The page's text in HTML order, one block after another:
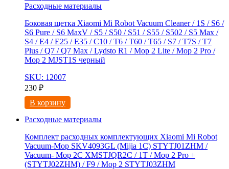
Расходные материалы
Боковая щетка Xiaomi Mi Robot Vacuum Cleaner / 1S / S6 /
S6 Pure / S6 MaxV / S5 / S50 / S51 / S55 / S502 / S5 Max /
S4 / E4 / E25 / E35 / C10 / T6 / T60 / T65 / S7 / T7S / T7
Plus / Q7 / Q7 Max / Lydsto R1 / Mop 2 Lite / Mop 2 Pro /
Mop 2 MJST1S черный
SKU: 12007
230 ₽
В корзину
Расходные материалы
Комплект расходных комплектующих Xiaomi Mi Robot
Vacuum-Mop SKV4093GL (Mijia 1C) STYTJ01ZHM /
Vacuum- Mop 2C XMSTJQR2C / 1T / Mop 2 Pro +
(STYTJ02ZHM) / F9 / Mop 2 STYTJ03ZHM